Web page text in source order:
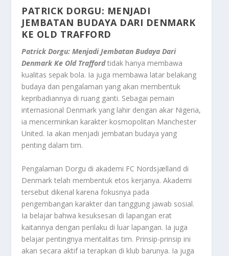
PATRICK DORGU: MENJADI
JEMBATAN BUDAYA DARI DENMARK
KE OLD TRAFFORD
Patrick Dorgu: Menjadi Jembatan Budaya Dari
Denmark Ke Old Traffordtidak hanya membawa
kualitas sepak bola. Ia juga membawa latar belakang
budaya dan pengalaman yang akan membentuk
kepribadiannya di ruang ganti. Sebagai pemain
internasional Denmark yang lahir dengan akar Nigeria,
ia mencerminkan karakter kosmopolitan Manchester
United. Ia akan menjadi jembatan budaya yang
penting dalam tim.
Pengalaman Dorgu di akademi FC Nordsjælland di
Denmark telah membentuk etos kerjanya. Akademi
tersebut dikenal karena fokusnya pada
pengembangan karakter dan tanggung jawab sosial.
Ia belajar bahwa kesuksesan di lapangan erat
kaitannya dengan perilaku di luar lapangan. Ia juga
belajar pentingnya mentalitas tim. Prinsip-prinsip ini
akan secara aktif ia terapkan di klub barunya. Ia juga